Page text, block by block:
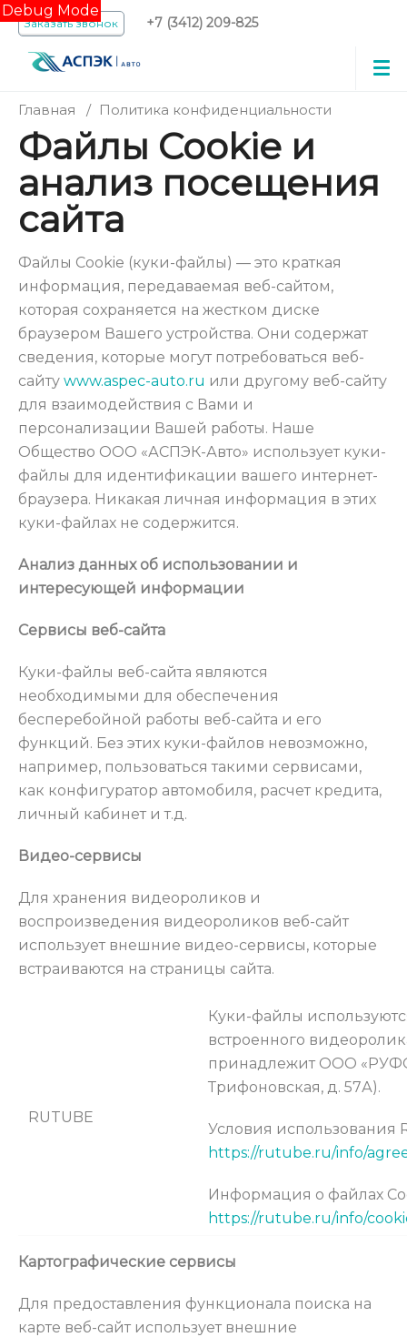
Debug Mode
Заказать звонок +7 (3412) 209-825
Главная / Политика конфиденциальности
Файлы Cookie и
анализ посещения
сайта
Файлы Cookie (куки-файлы) — это краткая
информация, передаваемая веб-сайтом,
которая сохраняется на жестком диске
браузером Вашего устройства. Они содержат
сведения, которые могут потребоваться веб-
сайту www.aspec-auto.ru или другому веб-сайту
для взаимодействия с Вами и
персонализации Вашей работы. Наше
Общество ООО «АСПЭК-Авто» использует куки-
файлы для идентификации вашего интернет-
браузера. Никакая личная информация в этих
куки-файлах не содержится.
Анализ данных об использовании и
интересующей информации
Сервисы веб-сайта
Куки-файлы веб-сайта являются
необходимыми для обеспечения
бесперебойной работы веб-сайта и его
функций. Без этих куки-файлов невозможно,
например, пользоваться такими сервисами,
как конфигуратор автомобиля, расчет кредита,
личный кабинет и т.д.
Видео-сервисы
Для хранения видеороликов и
воспроизведения видеороликов веб-сайт
использует внешние видео-сервисы, которые
встраиваются на страницы сайта.
RUTUBE
Куки-файлы
встроенного
принадлежит ООО
Трифоновская, д. 57А).
Условия использования
https://rutube.ru/info/
Информация о файлах
https://rutube.ru/info/
Картографические сервисы
Для предоставления функционала поиска на
карте веб-сайт использует внешние